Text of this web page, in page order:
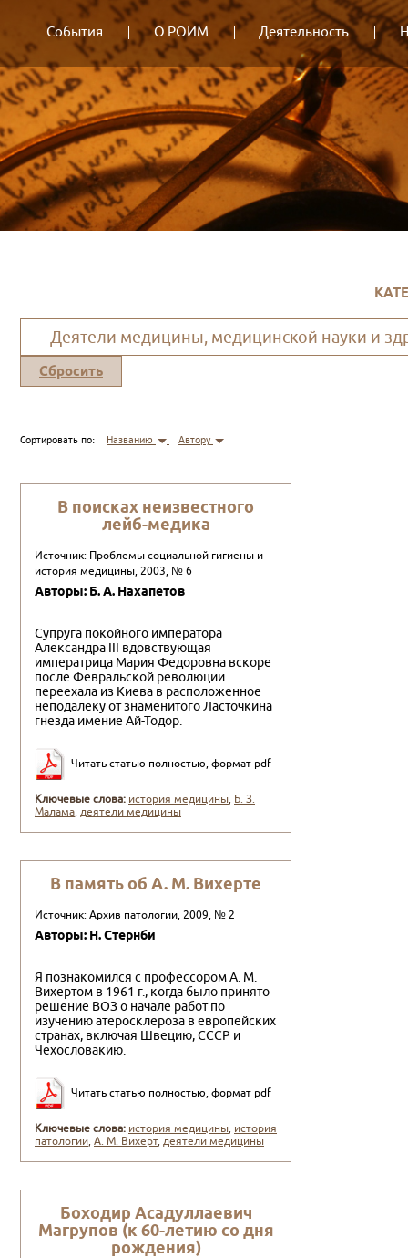
События О РОИМ Деятельность
— Деятели медицины, медицинской науки и
Сбросить
Сортировать по: Названию Автору
В поисках неизвестного
лейб-медика
Источник: Проблемы социальной гигиены и
история медицины, 2003, № 6
Авторы: Б. А. Нахапетов
Супруга покойного императора
Александра III вдовствую­щая
императрица Мария Федоровна вскоре
после Февральской революции
переехала из Киева в расположенное
неподалеку от знаменитого Ласточкина
гнезда имение Ай-Тодор.
Читать статью полностью, формат pdf
Ключевые слова: история медицины, Б. З.
Малама,деятели медицины
В память об А. М. Вихерте
Источник: Архив патологии, 2009, № 2
Авторы: Н. Стернби
Я познакомился с профессором А. М.
Вихертом в 1961 г., когда было принято
решение ВОЗ о начале работ по
изучению атеросклероза в европейских
стра­нах, включая Швецию, СССР и
Чехословакию.
Читать статью полностью, формат pdf
Ключевые слова: история медицины, история
патологии,А. М. Вихерт,деятели медицины
Боходир Асадуллаевич
Магрупов (к 60-летию со дня
рождения)